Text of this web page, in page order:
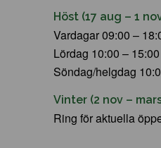
Höst (17 aug – 1
Vardagar 09:00 –
Lördag 10:00 – 15:00
Söndag/helgdag
Vinter (2 nov –
Ring för aktuella